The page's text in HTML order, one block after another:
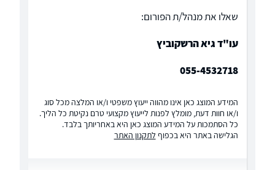
שאלו את מנהל/ת הפורום:
עו"ד גיא הרשקוביץ
055-4532718
המידע המוצג כאן אינו מהווה ייעוץ משפטי ו/או המלצה מכל סוג
ו/או חוות דעת, מומלץ לפנות לייעוץ מקצועי טרם נקיטת כל הליך.
כל הסתמכות על המידע המוצג כאן היא באחריותך בלבד.
הגלישה באתר היא בכפוף לתקנון האתר